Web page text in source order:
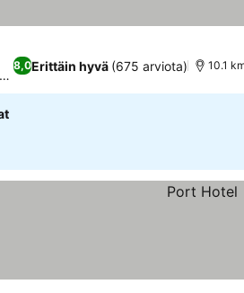
8,0Erittäin hyvä (675 arviota) 10.1